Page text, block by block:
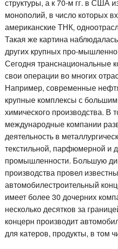
структуры, а к 70-м гг. в США
монополий, в число которых
американские ТНК,
Такая же картина
других крупных про-
Сегодня транснациональные
свои операции во многих
Например, современные
крупные комплексы с
химического производства. В
международные компании
деятельность в
текстильной, парфюмерной и
промышленности. Большую
производства провел
автомобилестроительный
имеет более 30 дочерних
несколько десятков за
концерн производит
для катеров, продукты, в том